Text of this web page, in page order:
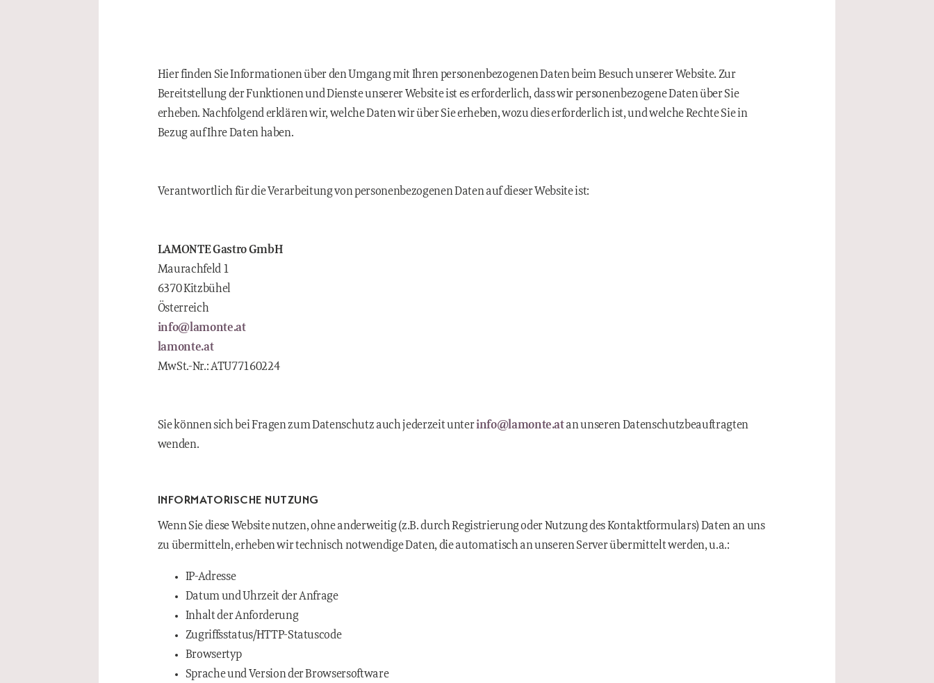
Hier finden Sie Informationen über den Umgang mit Ihren personenbezogenen Daten beim Besuch unserer Website. Zur
Bereitstellung der Funktionen und Dienste unserer Website ist es erforderlich, dass wir personenbezogene Daten über Sie
erheben. Nachfolgend erklären wir, welche Daten wir über Sie erheben, wozu dies erforderlich ist, und welche Rechte Sie in
Bezug auf Ihre Daten haben.
Verantwortlich für die Verarbeitung von personenbezogenen Daten auf dieser Website ist:
LAMONTE Gastro GmbH
Maurachfeld 1
6370 Kitzbühel
Österreich
info@lamonte.at
lamonte.at
MwSt.-Nr.: ATU77160224
Sie können sich bei Fragen zum Datenschutz auch jederzeit unterinfo@lamonte.atan unseren Datenschutzbeauftragten
wenden.
INFORMATORISCHE NUTZUNG
Wenn Sie diese Website nutzen, ohne anderweitig (z.B. durch Registrierung oder Nutzung des Kontaktformulars) Daten an uns
zu übermitteln, erheben wir technisch notwendige Daten, die automatisch an unseren Server übermittelt werden, u.a.:
IP-Adresse
Datum und Uhrzeit der Anfrage
Inhalt der Anforderung
Zugriffsstatus/HTTP-Statuscode
Browsertyp
Sprache und Version der Browsersoftware